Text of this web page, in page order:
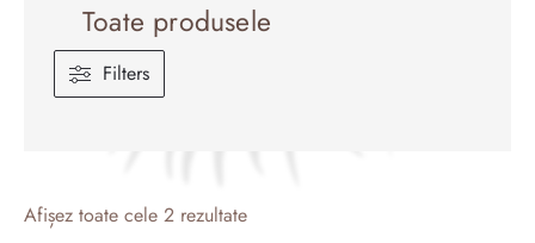
Toate produsele
Filters
Afișez toate cele 2 rezultatedupă